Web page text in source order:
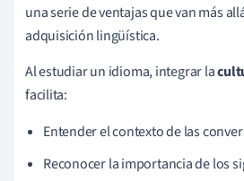
una serie de ventajas que van más
adquisición lingüística.
Al estudiar un idioma, integrar la
facilita:
Entender el contexto de las
Reconocer la importancia de los